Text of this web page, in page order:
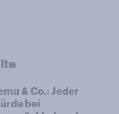
& Co.: Jeder
bei